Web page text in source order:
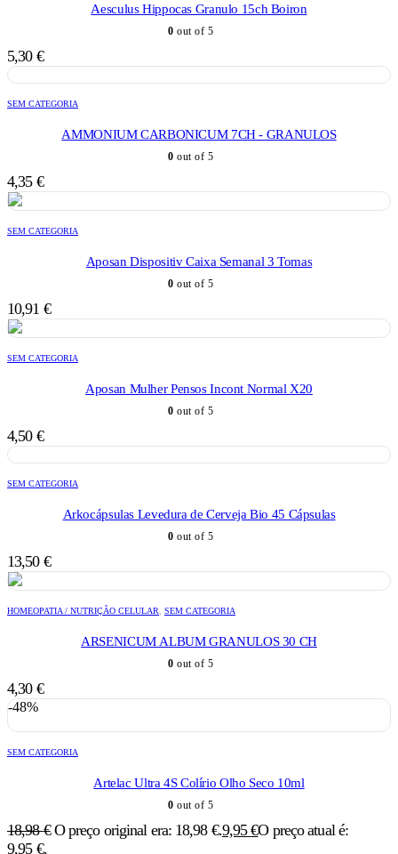
Aesculus Hippocas Granulo 15ch Boiron
0 out of 5
5,30 €
SEM CATEGORIA
AMMONIUM CARBONICUM 7CH - GRANULOS
0 out of 5
4,35 €
SEM CATEGORIA
Aposan Dispositiv Caixa Semanal 3 Tomas
0 out of 5
10,91 €
SEM CATEGORIA
Aposan Mulher Pensos Incont Normal X20
0 out of 5
4,50 €
SEM CATEGORIA
Arkocápsulas Levedura de Cerveja Bio 45 Cápsulas
0 out of 5
13,50 €
HOMEOPATIA / NUTRIÇÃO CELULAR SEM CATEGORIA
ARSENICUM ALBUM GRANULOS 30 CH
0 out of 5
4,30 €
-48%
SEM CATEGORIA
Artelac Ultra 4S Colírio Olho Seco 10ml
0 out of 5
18,98€ O preço original era: 18,98 €.9,95€O preço atual é:
9,95 €.